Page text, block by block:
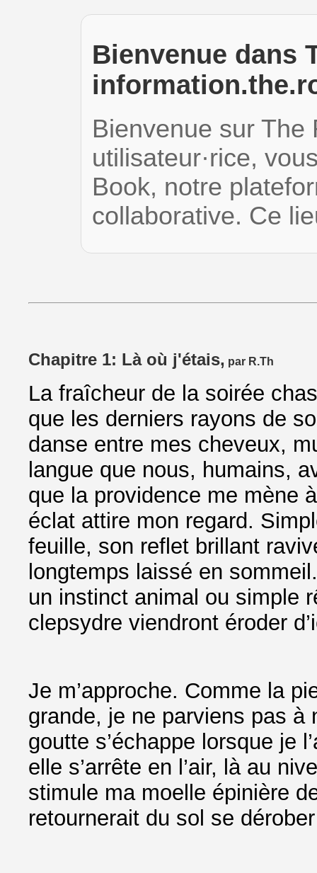
Bienvenue dans
Bienvenue sur The
utilisateur·rice,
Book, notre
collaborative. Ce
Chapitre 1: Là où j'étais, par R.Th
La fraîcheur de la soirée
que les derniers rayons de
danse entre mes cheveux,
langue que nous, humains,
que la providence me mène
éclat attire mon regard.
feuille, son reflet brillant
longtemps laissé en
un instinct animal ou simple
clepsydre viendront éroder
Je m’approche. Comme la
grande, je ne parviens pas à
goutte s’échappe lorsque je
elle s’arrête en l’air, là au
stimule ma moelle épinière
retournerait du sol se